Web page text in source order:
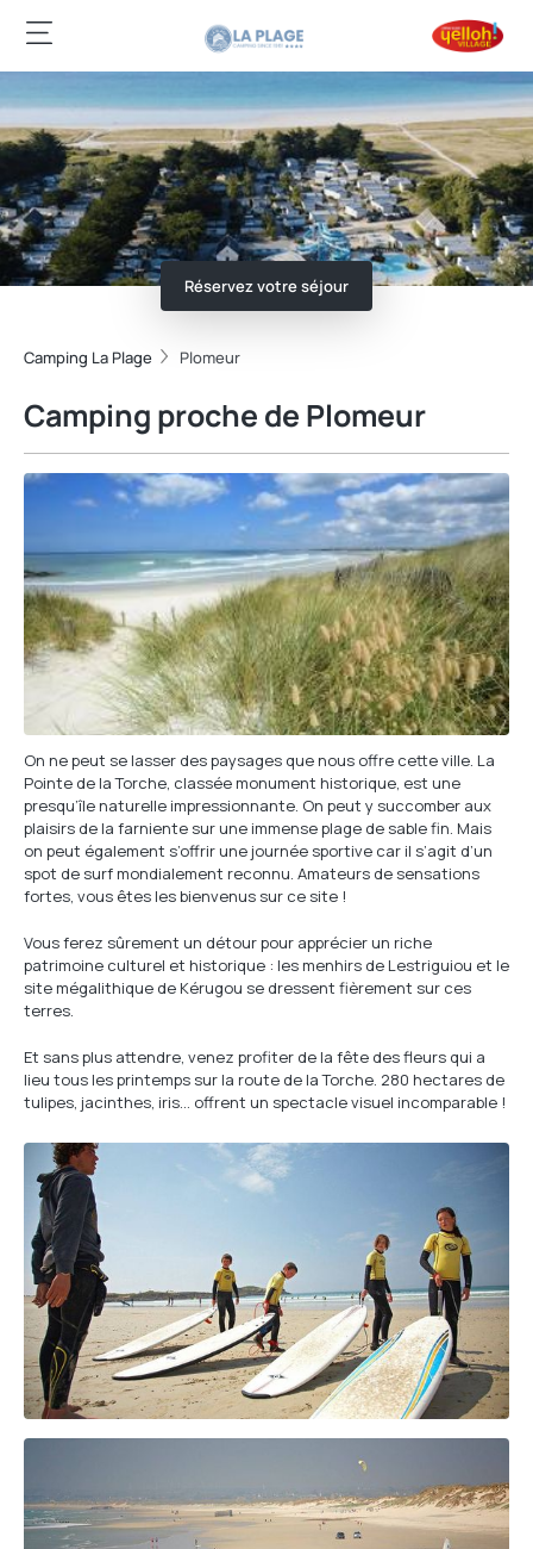
Réservez votre séjour
Camping La Plage Plomeur
Camping proche de Plomeur
On ne peut se lasser des paysages que nous offre cette ville. La
Pointe de la Torche, classée monument historique, est une
presqu’île naturelle impressionnante. On peut y succomber aux
plaisirs de la farniente sur une immense plage de sable fin. Mais
on peut également s’offrir une journée sportive car il s’agit d’un
spot de surf mondialement reconnu. Amateurs de sensations
fortes, vous êtes les bienvenus sur ce site !
Vous ferez sûrement un détour pour apprécier un riche
patrimoine culturel et historique : les menhirs de Lestriguiou et le
site mégalithique de Kérugou se dressent fièrement sur ces
terres.
Et sans plus attendre, venez profiter de la fête des fleurs qui a
lieu tous les printemps sur la route de la Torche. 280 hectares de
tulipes, jacinthes, iris… offrent un spectacle visuel incomparable !